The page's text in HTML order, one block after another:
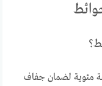
درجة الحرارة بين 10-30 درجة مئوية لضمان جفاف